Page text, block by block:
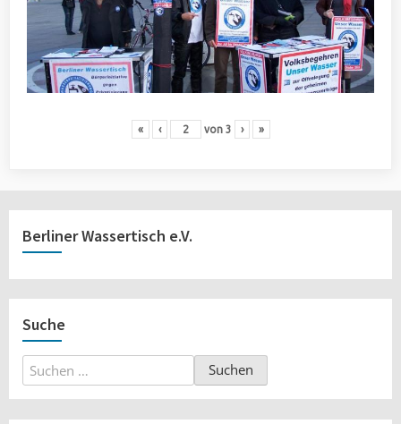
« ‹ von 3 › »
Berliner Wassertisch e.V.
Suche
Suchen
nach: